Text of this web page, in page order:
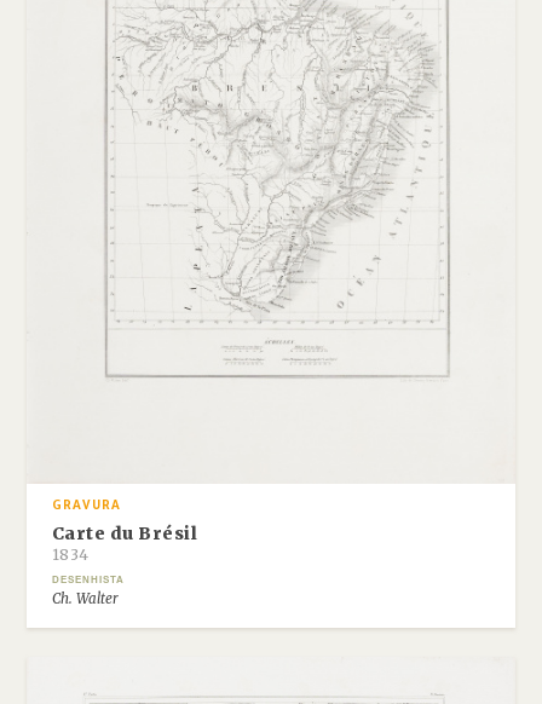
GRAVURA
Carte du Brésil
1834
DESENHISTA
Ch. Walter